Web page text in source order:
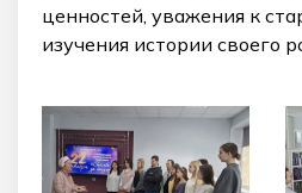
ценностей, уважения к
изучения истории своего